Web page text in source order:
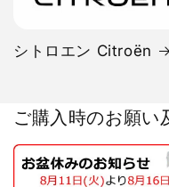
シトロエン Citroën
ご購入時のお願い